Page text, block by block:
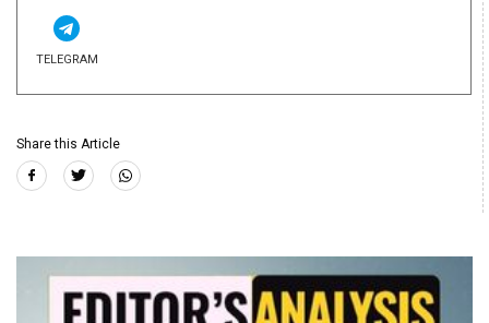
TELEGRAM
Share this Article